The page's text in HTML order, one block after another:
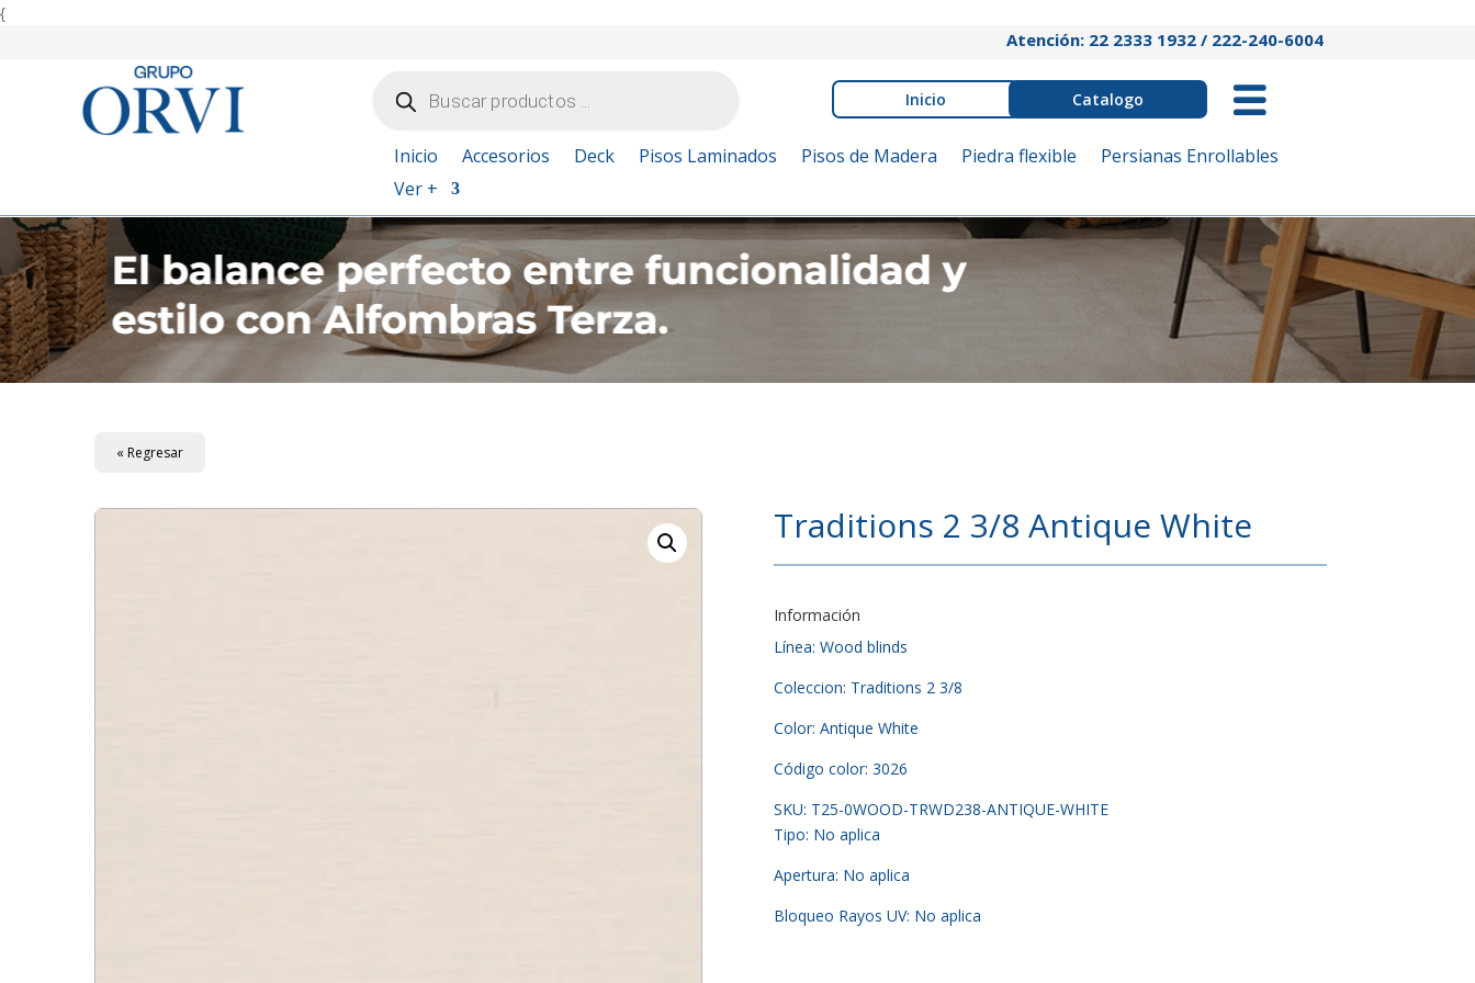
{
Atención: 22 2333 1932 / 222-240-6004
productos Inicio Catalogo
Inicio Accesorios Deck Pisos Laminados Pisos de Madera Piedra flexible
Persianas Enrollables
Ver +
« Regresar
Traditions 2 3/8 Antique White
Información
Línea: Wood blinds
Coleccion: Traditions 2 3/8
Color: Antique White
Código color: 3026
SKU: T25-0WOOD-TRWD238-ANTIQUE-WHITE
Tipo: No aplica
Apertura: No aplica
Bloqueo Rayos UV: No aplica